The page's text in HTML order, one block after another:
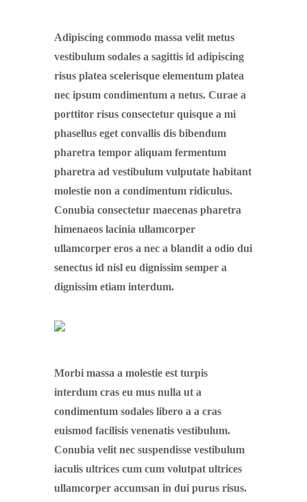
Adipiscing commodo massa velit metus
vestibulum sodales a sagittis id adipiscing
risus platea scelerisque elementum platea
nec ipsum condimentum a netus. Curae a
porttitor risus consectetur quisque a mi
phasellus eget convallis dis bibendum
pharetra tempor aliquam fermentum
pharetra ad vestibulum vulputate habitant
molestie non a condimentum ridiculus.
Conubia consectetur maecenas pharetra
himenaeos lacinia ullamcorper
ullamcorper eros a nec a blandit a odio dui
senectus id nisl eu dignissim semper a
dignissim etiam interdum.
Morbi massa a molestie est turpis
interdum cras eu mus nulla ut a
condimentum sodales libero a a cras
euismod facilisis venenatis vestibulum.
Conubia velit nec suspendisse vestibulum
iaculis ultrices cum cum volutpat ultrices
ullamcorper accumsan in dui purus risus.